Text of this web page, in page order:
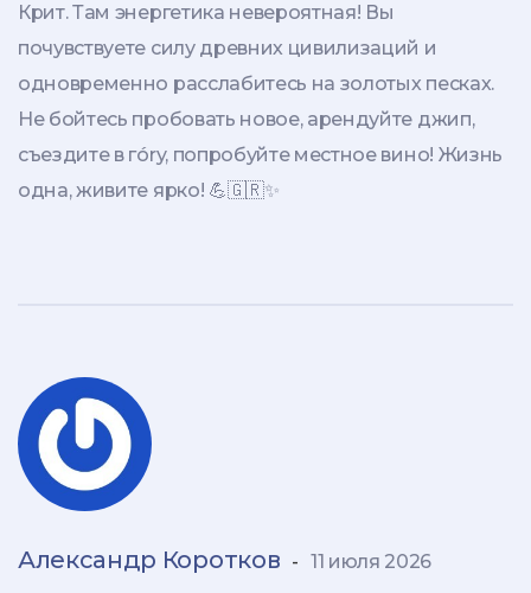
Крит. Там энергетика невероятная! Вы
почувствуете силу древних цивилизаций и
одновременно расслабитесь на золотых песках.
Не бойтесь пробовать новое, арендуйте джип,
съездите в гóry, попробуйте местное вино! Жизнь
одна, живите ярко! 💪🇬🇷✨
Александр Коротков - 11 июля 2026